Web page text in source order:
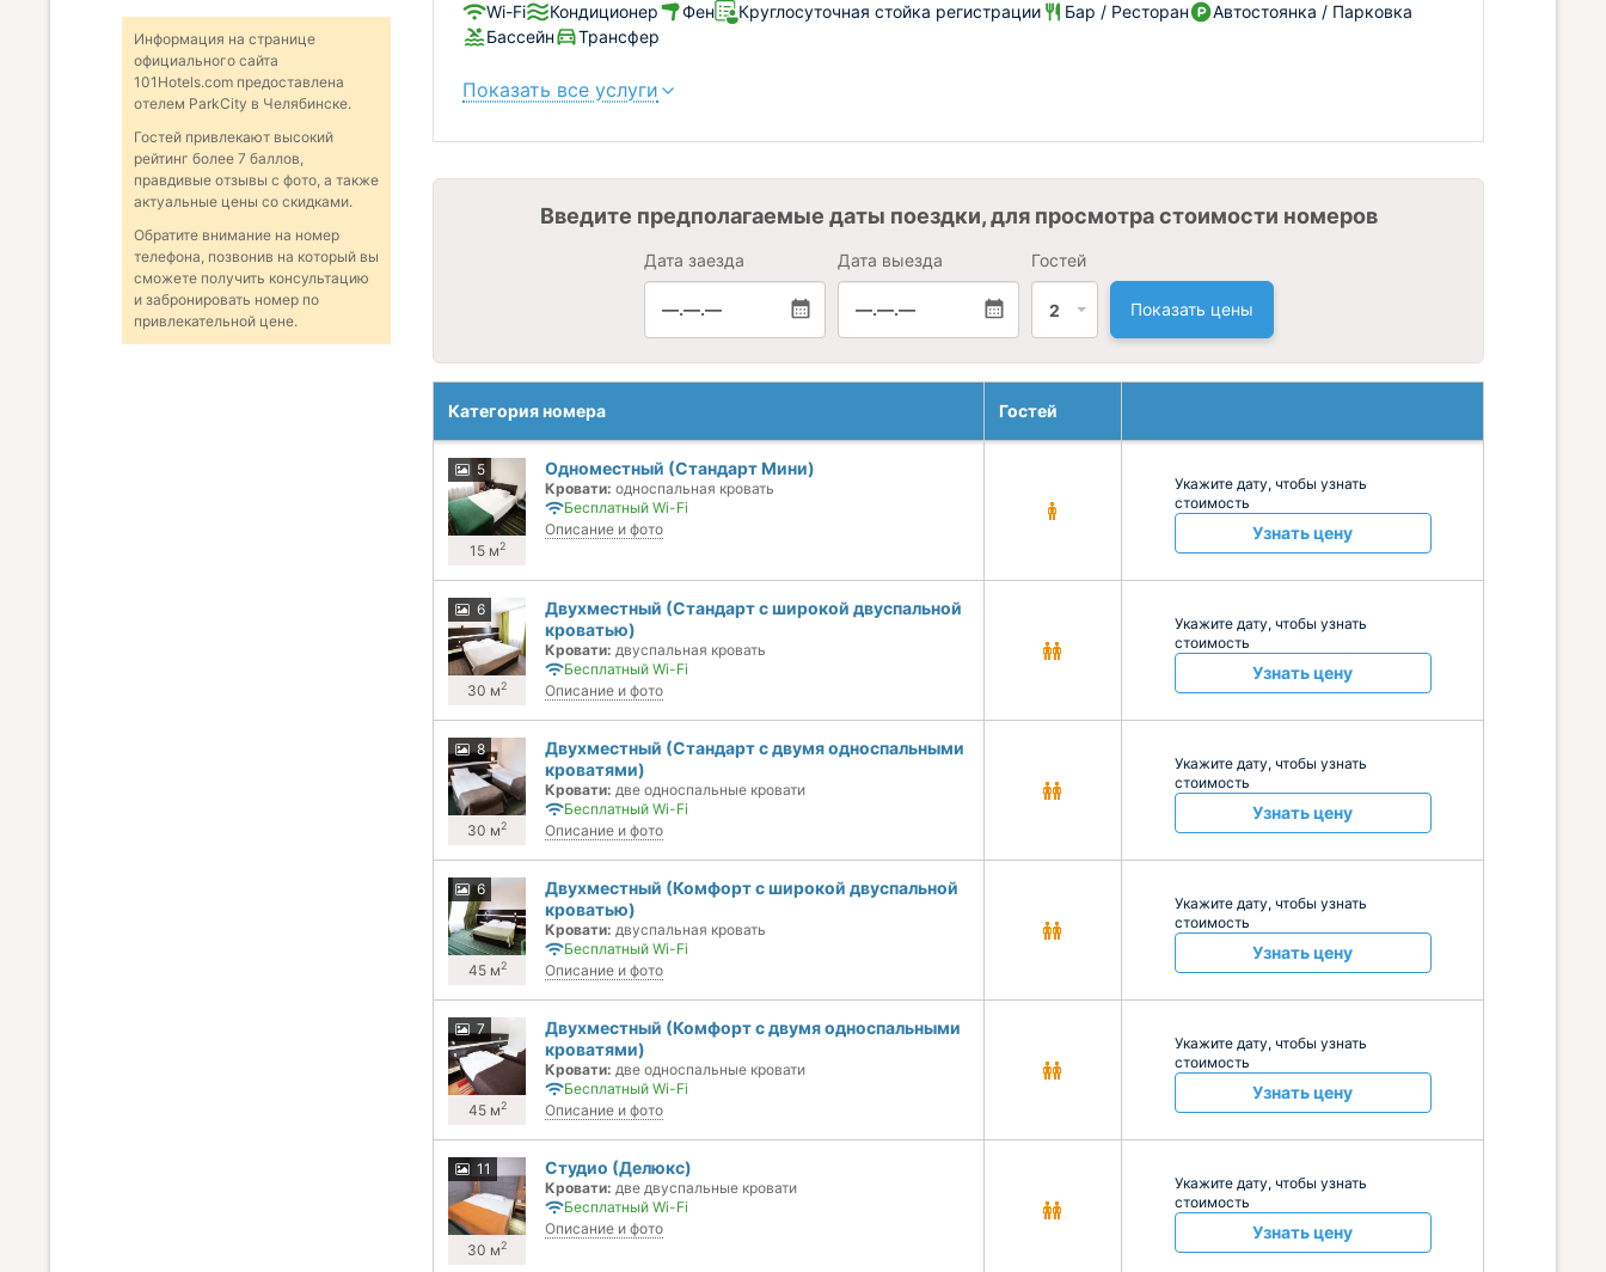
Wi-Fi Кондиционер Фен Круглосуточная стойка регистрации Бар / Ресторан
Автостоянка / Парковка
Бассейн
Трансфер
Показать все услуги
Введите предполагаемые даты поездки, для просмотра стоимости номеров
Дата заезда
—.—.—
Дата выезда
—.—.—
Гостей
2 Показать цены
Категория номера Гостей
5
15 м2
Одноместный (Стандарт Мини)
Кровати: односпальная кровать
Бесплатный Wi-Fi
Описание и фото
Укажите дату, чтобы узнать
стоимость
Узнать цену
6
30 м2
Двухместный (Стандарт с широкой двуспальной
кроватью)
Кровати: двуспальная кровать
Бесплатный Wi-Fi
Описание и фото
Укажите дату, чтобы узнать
стоимость
Узнать цену
8
30 м2
Двухместный (Стандарт с двумя односпальными
кроватями)
Кровати: две односпальные кровати
Бесплатный Wi-Fi
Описание и фото
Укажите дату, чтобы узнать
стоимость
Узнать цену
6
45 м2
Двухместный (Комфорт с широкой двуспальной
кроватью)
Кровати: двуспальная кровать
Бесплатный Wi-Fi
Описание и фото
Укажите дату, чтобы узнать
стоимость
Узнать цену
7
45 м2
Двухместный (Комфорт с двумя односпальными
кроватями)
Кровати: две односпальные кровати
Бесплатный Wi-Fi
Описание и фото
Укажите дату, чтобы узнать
стоимость
Узнать цену
11
30 м2
Студио (Делюкс)
Кровати: две двуспальные кровати
Бесплатный Wi-Fi
Описание и фото
Укажите дату, чтобы узнать
стоимость
Узнать цену
Информация на странице
официального сайта
101Hotels.com предоставлена
отелем ParkCity в Челябинске.
Гостей привлекают высокий
рейтинг более 7 баллов,
правдивые отзывы с фото, а также
актуальные цены со скидками.
Обратите внимание на номер
телефона, позвонив на который вы
сможете получить консультацию
и забронировать номер по
привлекательной цене.